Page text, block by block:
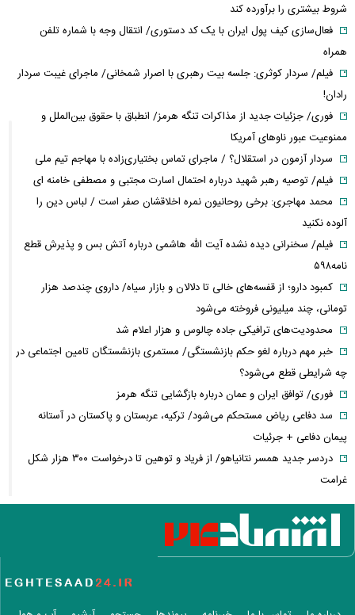
شروط بیشتری را برآورده کند
فعال‌سازی کیف پول ایران با یک کد دستوری/ انتقال وجه با شماره تلفن
همراه
فیلم/ سردار کوثری: جلسه بیت رهبری با اصرار شمخانی/ ماجرای غیبت سردار
رادان!
فوری/ جزئیات جدید از مذاکرات تنگه هرمز/ انطباق با حقوق بین‌الملل و
ممنوعیت عبور ناوهای آمریکا
سردار آزمون در استقلال؟ / ماجرای تماس بختیاری‌زاده با مهاجم تیم ملی
فیلم/ توصیه رهبر شهید درباره احتمال اسارت مجتبی و مصطفی خامنه ای
محمد مهاجری: برخی روحانیون نمره اخلاقشان صفر است / لباس دین را
آلوده نکنید
فیلم/ سخنرانی دیده نشده آیت الله هاشمی درباره آتش بس و پذیرش قطع
نامه۵۹۸
کمبود دارو؛ از قفسه‌های خالی تا دلالان و بازار سیاه/ داروی چندصد هزار
تومانی، چند میلیونی فروخته می‌شود
محدودیت‌های ترافیکی جاده چالوس و هزار اعلام شد
خبر مهم درباره لغو حکم بازنشستگی/ مستمری بازنشستگان تامین اجتماعی در
چه شرایطی قطع می‌شود؟
فوری/ توافق ایران و عمان درباره بازگشایی تنگه هرمز
سد دفاعی ریاض مستحکم می‌شود/ ترکیه، عربستان و پاکستان در آستانه
پیمان دفاعی + جرئیات
دردسر جدید همسر نتانیاهو/ از فریاد و توهین تا درخواست ۳۰۰ هزار شکل
غرامت
ترامپ:ذخایر تقریبا نامحدود داریم، اما برخی مهمات کم شده! / ونس یا روبیو
کدام گزینه محبوب ترامپ است؟
حزب قوات اللبنانیه؛ از همکاری با اسرائیل تا مخالفت با ایران / پرونده پیچیده
روایتی از ساختار تجارت غذایی / ایران با وجود خطر جنگ، چگونه امنیت
غذایی خود را تأمین می‌کند؟